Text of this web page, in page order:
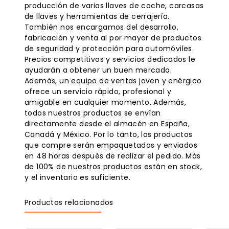
producción de varias llaves de coche, carcasas
de llaves y herramientas de cerrajería.
También nos encargamos del desarrollo,
fabricación y venta al por mayor de productos
de seguridad y protección para automóviles.
Precios competitivos y servicios dedicados le
ayudarán a obtener un buen mercado.
Además, un equipo de ventas joven y enérgico
ofrece un servicio rápido, profesional y
amigable en cualquier momento. Además,
todos nuestros productos se envían
directamente desde el almacén en España,
Canadá y México. Por lo tanto, los productos
que compre serán empaquetados y enviados
en 48 horas después de realizar el pedido. Más
de 100% de nuestros productos están en stock,
y el inventario es suficiente.
Productos relacionados